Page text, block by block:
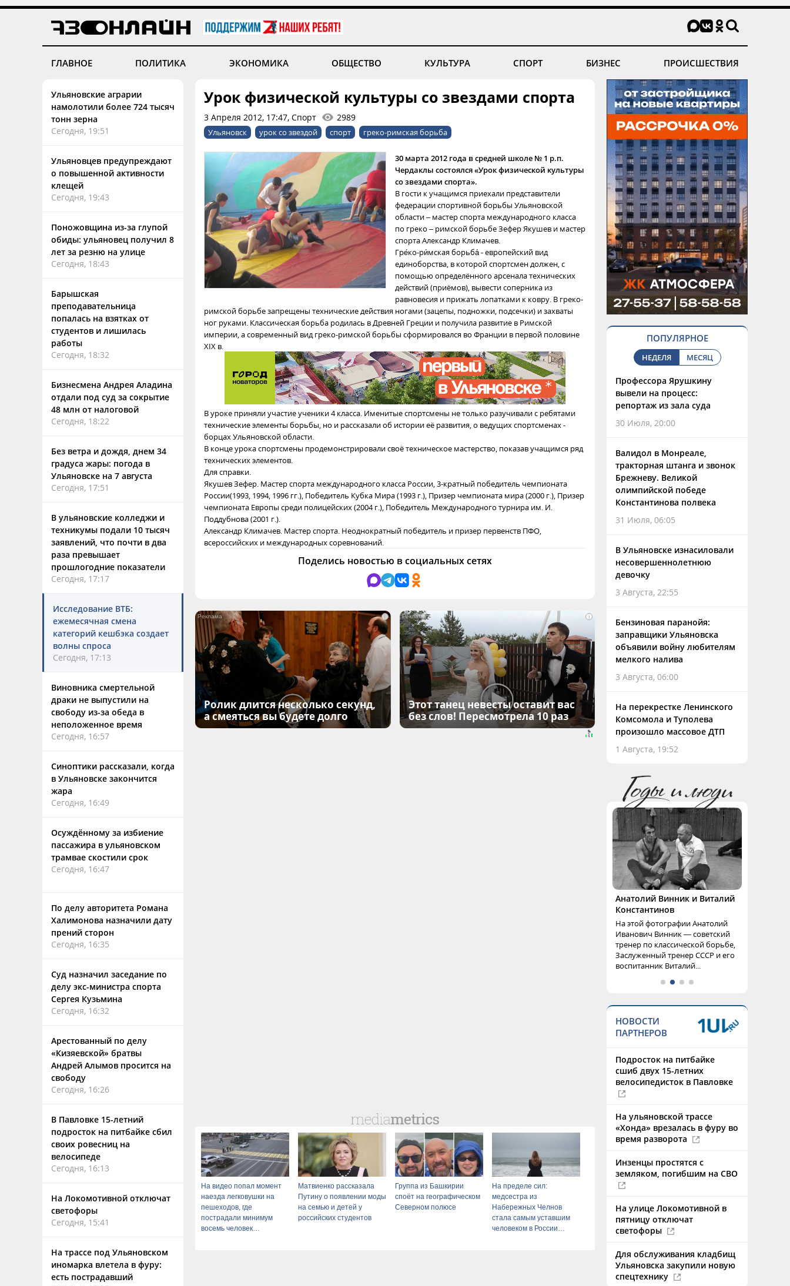
ГЛАВНОЕ ПОЛИТИКА ЭКОНОМИКА ОБЩЕСТВО КУЛЬТУРА СПОРТ БИЗНЕС ПРОИСШЕСТВИЯ
Ульяновские аграрии
намолотили более 724 тысяч
тонн зерна
Сегодня, 19:51
Ульяновцев предупреждают
о повышенной активности
клещей
Сегодня, 19:43
Поножовщина из-за глупой
обиды: ульяновец получил 8
лет за резню на улице
Сегодня, 18:43
Барышская
преподавательница
попалась на взятках от
студентов и лишилась
работы
Сегодня, 18:32
Бизнесмена Андрея Аладина
отдали под суд за сокрытие
48 млн от налоговой
Сегодня, 18:22
Без ветра и дождя, днем 34
градуса жары: погода в
Ульяновске на 7 августа
Сегодня, 17:51
В ульяновские колледжи и
техникумы подали 10 тысяч
заявлений, что почти в два
раза превышает
прошлогодние показатели
Сегодня, 17:17
Исследование ВТБ:
ежемесячная смена
категорий кешбэка создает
волны спроса
Сегодня, 17:13
Виновника смертельной
драки не выпустили на
свободу из-за обеда в
неположенное время
Сегодня, 16:57
Синоптики рассказали, когда
в Ульяновске закончится
жара
Сегодня, 16:49
Осуждённому за избиение
пассажира в ульяновском
трамвае скостили срок
Сегодня, 16:47
По делу авторитета Романа
Халимонова назначили дату
прений сторон
Сегодня, 16:35
Суд назначил заседание по
делу экс-министра спорта
Сергея Кузьмина
Сегодня, 16:32
Арестованный по делу
«Кизяевской» братвы
Андрей Алымов просится на
свободу
Сегодня, 16:26
В Павловке 15-летний
подросток на питбайке сбил
своих ровесниц на
велосипеде
Сегодня, 16:13
На Локомотивной отключат
светофоры
Сегодня, 15:41
На трассе под Ульяновском
иномарка влетела в фуру:
есть пострадавший
Урок физической культуры со звездами спорта
3 Апреля 2012, 17:47, Спорт 2989
Ульяновск урок со звездой спорт греко-римская борьба
30 марта 2012 года в средней школе № 1 р.п.
Чердаклы состоялся «Урок физической культуры
со звездами спорта».
В гости к учащимся приехали представители
федерации спортивной борьбы Ульяновской
области – мастер спорта международного класса
по греко – римской борьбе Зефер Якушев и мастер
спорта Александр Климачев.
Гре́ко-ри́мская борьба́ - европейский вид
единоборства, в которой спортсмен должен, с
помощью определённого арсенала технических
действий (приёмов), вывести соперника из
равновесия и прижать лопатками к ковру. В греко-
римской борьбе запрещены технические действия ногами (зацепы, подножки, подсечки) и захваты
ног руками. Классическая борьба родилась в Древней Греции и получила развитие в Римской
империи, а современный вид греко-римской борьбы сформировался во Франции в первой половине
XIX в.
В уроке приняли участие ученики 4 класса. Именитые спортсмены не только разучивали с ребятами
технические элементы борьбы, но и рассказали об истории её развития, о ведущих спортсменах -
борцах Ульяновской области.
В конце урока спортсмены продемонстрировали своё техническое мастерство, показав учащимся ряд
технических элементов.
Для справки.
Якушев Зефер. Мастер спорта международного класса России, 3-кратный победитель чемпионата
России(1993, 1994, 1996 гг.), Победитель Кубка Мира (1993 г.), Призер чемпионата мира (2000 г.), Призер
чемпионата Европы среди полицейских (2004 г.), Победитель Международного турнира им. И.
Поддубнова (2001 г.).
Александр Климачев. Мастер спорта. Неоднократный победитель и призер первенств ПФО,
всероссийских и международных соревнований.
Поделись новостью в социальных сетях
i
Ролик длится несколько секунд,
а смеяться вы будете долго
i
Этот танец невесты оставит вас
без слов! Пересмотрела 10 раз
На видео попал момент
наезда легковушки на
пешеходов, где
пострадали минимум
восемь человек
Матвиенко рассказала
Путину о появлении моды
на семью и детей у
российских студентов
Группа из Башкирии
споёт на географическом
Северном полюсе
На пределе сил:
медсестра из
Набережных Челнов
стала самым уставшим
человеком в России
ПОПУЛЯРНОЕ
НЕДЕЛЯ МЕСЯЦ
Профессора Ярушкину
вывели на процесс:
репортаж из зала суда
30 Июля, 20:00
Валидол в Монреале,
тракторная штанга и звонок
Брежневу. Великой
олимпийской победе
Константинова полвека
31 Июля, 06:05
В Ульяновске изнасиловали
несовершеннолетнюю
девочку
3 Августа, 22:55
Бензиновая паранойя:
заправщики Ульяновска
объявили войну любителям
мелкого налива
3 Августа, 06:00
На перекрестке Ленинского
Комсомола и Туполева
произошло массовое ДТП
1 Августа, 19:52
Анатолий Винник и Виталий
Константинов
На этой фотографии Анатолий
Иванович Винник — советский
тренер по классической борьбе,
Заслуженный тренер СССР и его
воспитанник Виталий...
НОВОСТИ
ПАРТНЕРОВ
Подросток на питбайке
сшиб двух 15-летних
велосипедисток в Павловке
На ульяновской трассе
«Хонда» врезалась в фуру во
время разворота
Инзенцы простятся с
земляком, погибшим на СВО
На улице Локомотивной в
пятницу отключат
светофоры
Для обслуживания кладбищ
Ульяновска закупили новую
спецтехнику